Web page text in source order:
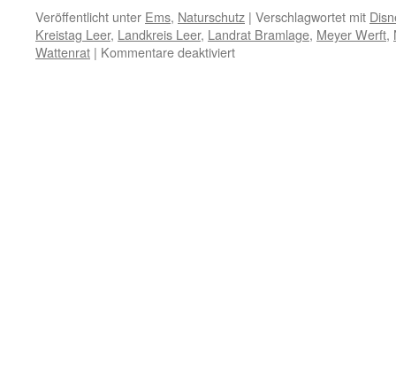
Veröffentlicht unter Ems, Naturschutz | Verschlagwortet mit
Kreistag Leer, Landkreis Leer, Landrat Bramlage, Meyer Werft,
Wattenrat | Kommentare deaktiviertfür